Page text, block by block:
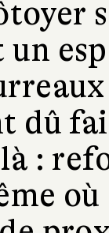
un
dû
: